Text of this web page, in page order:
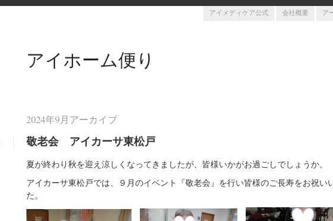
アイホーム便り
アイメディケア公式 会社概要 ア
2024年9月アーカイブ
敬老会 アイカーサ東松戸
夏が終わり秋を迎え涼しくなってきましたが、皆様いかがお過ごしでしょうか。
アイカーサ東松戸では、
９月のイベント『敬老会』を行い皆様のご長寿をお祝い
た。